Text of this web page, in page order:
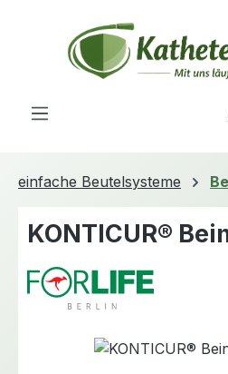
Zum Hauptinhalt springen
einfache Beutelsysteme
KONTICUR®
Bildergalerie überspringen